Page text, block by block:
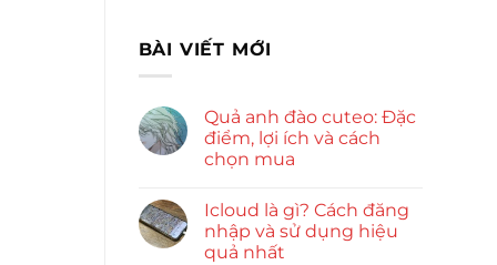
BÀI VIẾT MỚI
Quả anh đào cuteo: Đặc
điểm, lợi ích và cách
chọn mua
Icloud là gì? Cách đăng
nhập và sử dụng hiệu
quả nhất